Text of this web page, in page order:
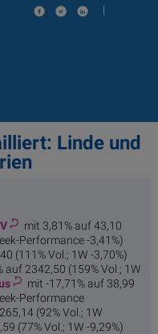
|
Linde und
mit 3,81% auf 43,10
Performance -3,41%)
(111% Vol.; 1W -3,70%)
auf 2342,50 (159% Vol.; 1W
mit -17,71% auf 38,99
Performance
(92% Vol.; 1W
(77% Vol.; 1W -9,29%)